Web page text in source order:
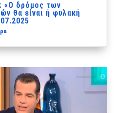
«Ο δρόμος των
θα είναι ή φυλακή